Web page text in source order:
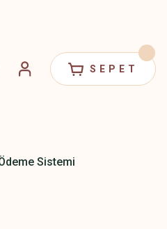
SEPET
Sistemi